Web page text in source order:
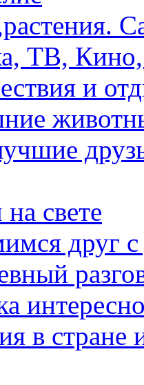
ТВ,
и
свете
друг
в стране